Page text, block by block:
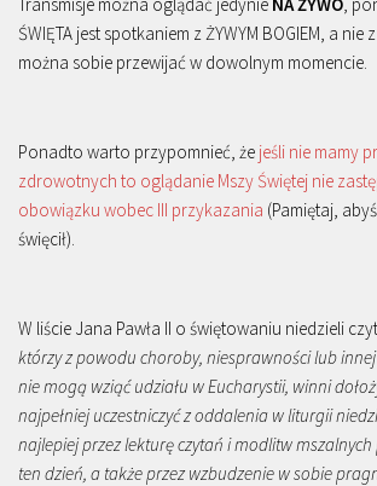
ŚWIĘTA jest spotkaniem z ŻYWYM BOGIEM, a
można sobie przewijać w dowolnym momencie.
Ponadto warto przypomnieć, że jeśli nie mamy
zdrowotnych to oglądanie Mszy Świętej nie
obowiązku wobec III przykazania (Pamiętaj,
święcił).
W liście Jana Pawła II o świętowaniu niedzieli
którzy z powodu choroby, niesprawności lub
nie mogą wziąć udziału w Eucharystii, winni
najpełniej uczestniczyć z oddalenia w liturgii
najlepiej przez lekturę czytań i modlitw
ten dzień, a także przez wzbudzenie w sobie